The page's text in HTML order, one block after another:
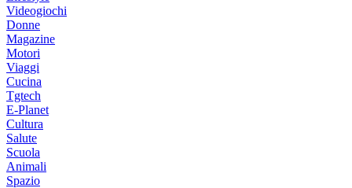
Videogiochi
Donne
Magazine
Motori
Viaggi
Cucina
Tgtech
E-Planet
Cultura
Salute
Scuola
Animali
Spazio